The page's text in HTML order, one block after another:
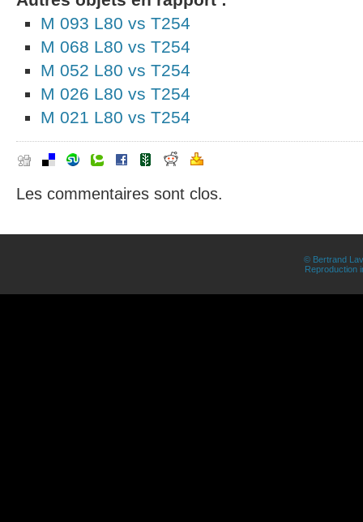
M 093 L80 vs T254
M 068 L80 vs T254
M 052 L80 vs T254
M 026 L80 vs T254
M 021 L80 vs T254
Les commentaires sont clos.
© Bertrand
Reproduction